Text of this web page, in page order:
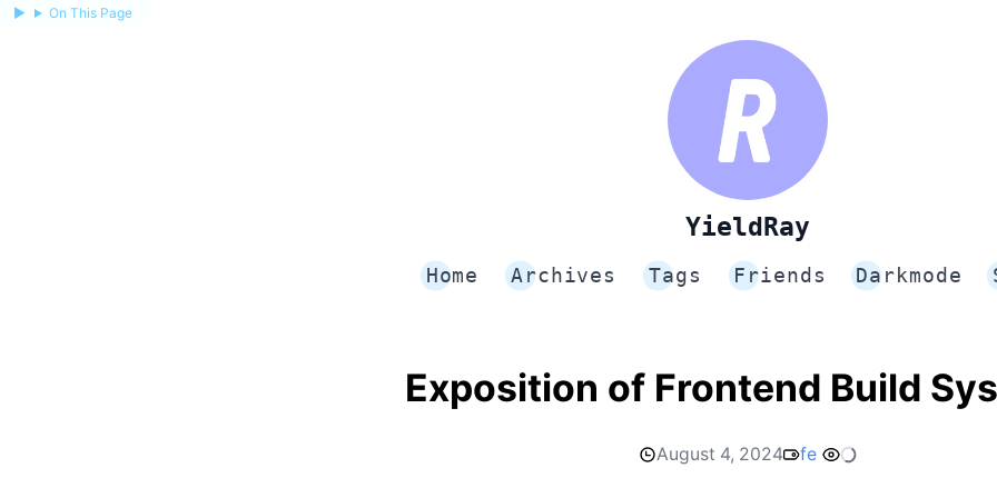
YieldRay
Home Archives Tags Friends Darkmode
Exposition of Frontend Build
August 4, 2024 fe
On This Page